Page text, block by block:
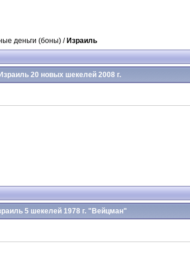
деньги (боны) / Израиль
20 новых шекелей 2008 г.
5 шекелей 1978 г. "Вейцман"